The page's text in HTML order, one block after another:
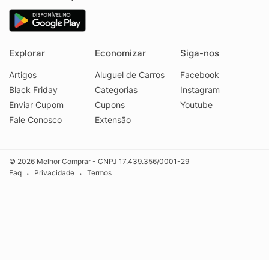
Explorar
Artigos
Black Friday
Enviar Cupom
Fale Conosco
Economizar
Aluguel de Carros
Categorias
Cupons
Extensão
Siga-nos
Facebook
Instagram
Youtube
© 2026 Melhor Comprar - CNPJ 17.439.356/0001-29
Faq
• Privacidade • Termos